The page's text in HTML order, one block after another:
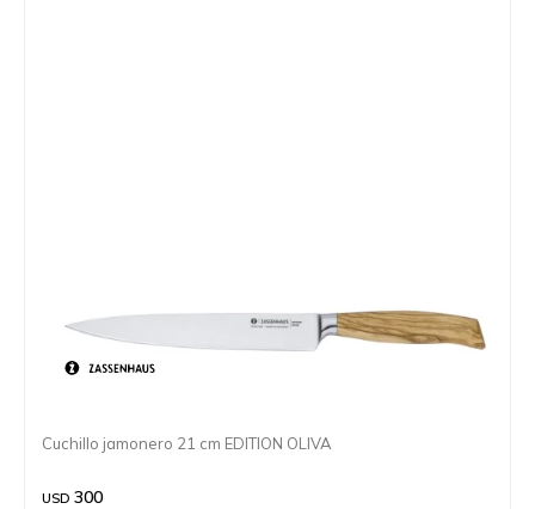
Cuchillo jamonero 21 cm EDITION OLIVA
USD 300